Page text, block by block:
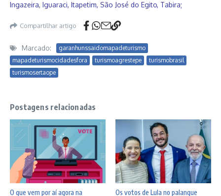
Ingazeira, Iguaraci, Itapetim, São José do Egito, Tabira;
Compartilhar artigo
Marcado:
garanhunssaidomapadeturismo
mapadeturismocidadesfora
turismoagrestepe
turismobrasil
turismosertaope
Postagens relacionadas
O que vem por aí agora na Os votos de Lula no palanque